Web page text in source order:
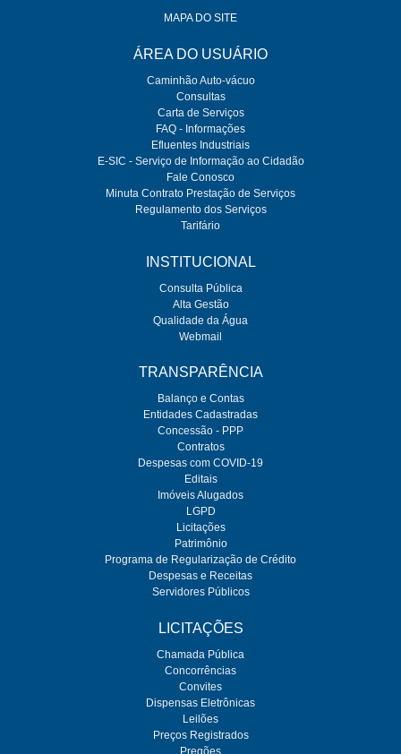
MAPA DO SITE
ÁREA DO USUÁRIO
Caminhão Auto-vácuo
Consultas
Carta de Serviços
FAQ - Informações
Efluentes Industriais
E-SIC - Serviço de Informação ao Cidadão
Fale Conosco
Minuta Contrato Prestação de Serviços
Regulamento dos Serviços
Tarifário
INSTITUCIONAL
Consulta Pública
Alta Gestão
Qualidade da Água
Webmail
TRANSPARÊNCIA
Balanço e Contas
Entidades Cadastradas
Concessão - PPP
Contratos
Despesas com COVID-19
Editais
Imóveis Alugados
LGPD
Licitações
Patrimônio
Programa de Regularização de Crédito
Despesas e Receitas
Servidores Públicos
LICITAÇÕES
Chamada Pública
Concorrências
Convites
Dispensas Eletrônicas
Leilões
Preços Registrados
Pregões